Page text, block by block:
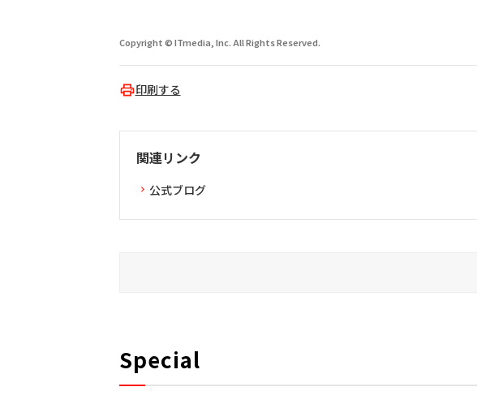
Copyright © ITmedia, Inc. All Rights Reserved.
印刷する
関連リンク
公式ブログ
Special